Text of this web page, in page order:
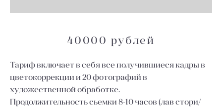
40000 рублей
Тариф включает в себя все получившиеся кадры в
цветокоррекции и 20 фотографий в
художественной обработке.
Продолжительность сьемки 8-10 часов (лав стори/